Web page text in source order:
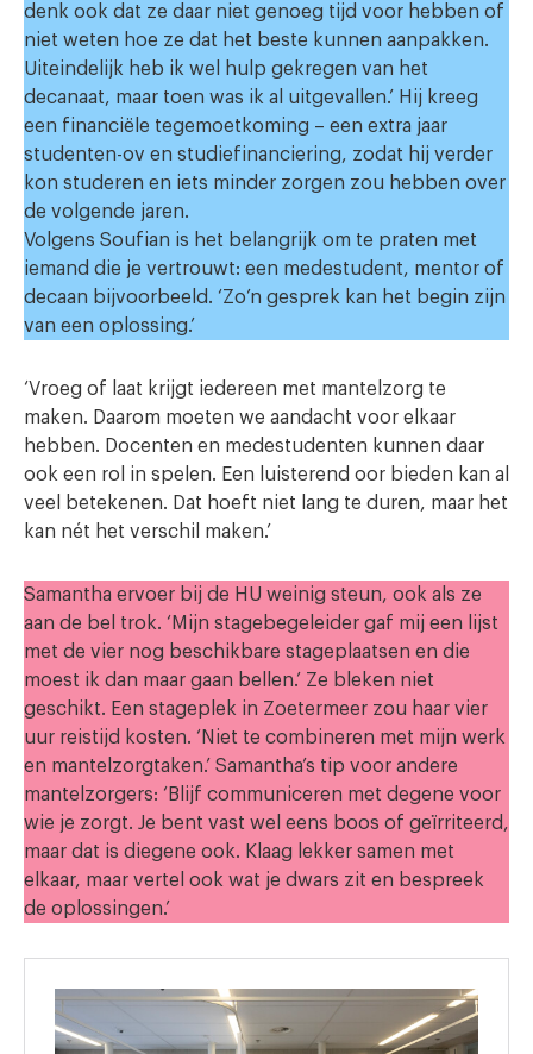
denk ook dat ze daar niet genoeg tijd voor hebben of
niet weten hoe ze dat het beste kunnen aanpakken.
Uiteindelijk heb ik wel hulp gekregen van het
decanaat, maar toen was ik al uitgevallen.’ Hij kreeg
een financiële tegemoetkoming – een extra jaar
studenten-ov en studiefinanciering, zodat hij verder
kon studeren en iets minder zorgen zou hebben over
de volgende jaren.
Volgens Soufian is het belangrijk om te praten met
iemand die je vertrouwt: een medestudent, mentor of
decaan bijvoorbeeld. ‘Zo’n gesprek kan het begin zijn
van een oplossing.’
‘Vroeg of laat krijgt iedereen met mantelzorg te
maken. Daarom moeten we aandacht voor elkaar
hebben. Docenten en medestudenten kunnen daar
ook een rol in spelen. Een luisterend oor bieden kan al
veel betekenen. Dat hoeft niet lang te duren, maar het
kan nét het verschil maken.’
Samantha ervoer bij de HU weinig steun, ook als ze
aan de bel trok. ‘Mijn stagebegeleider gaf mij een lijst
met de vier nog beschikbare stageplaatsen en die
moest ik dan maar gaan bellen.’ Ze bleken niet
geschikt. Een stageplek in Zoetermeer zou haar vier
uur reistijd kosten. ‘Niet te combineren met mijn werk
en mantelzorgtaken.’ Samantha’s tip voor andere
mantelzorgers: ‘Blijf communiceren met degene voor
wie je zorgt. Je bent vast wel eens boos of geïrriteerd,
maar dat is diegene ook. Klaag lekker samen met
elkaar, maar vertel ook wat je dwars zit en bespreek
de oplossingen.’